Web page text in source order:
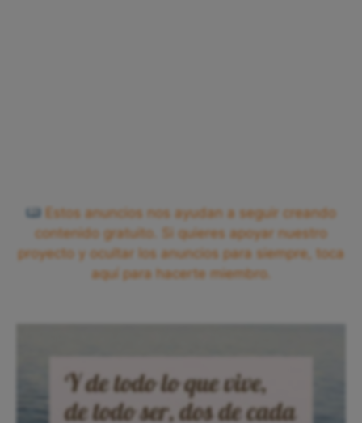
Estos anuncios nos ayudan a seguir creando
contenido gratuito. Si quieres apoyar nuestro
proyecto y ocultar los anuncios para siempre, toca
aquí para hacerte miembro.